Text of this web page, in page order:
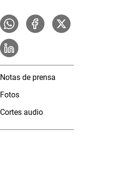
Notas de prensa
Fotos
Cortes audio